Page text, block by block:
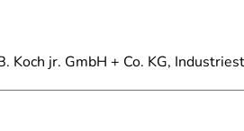
Koch jr. GmbH + Co. KG,